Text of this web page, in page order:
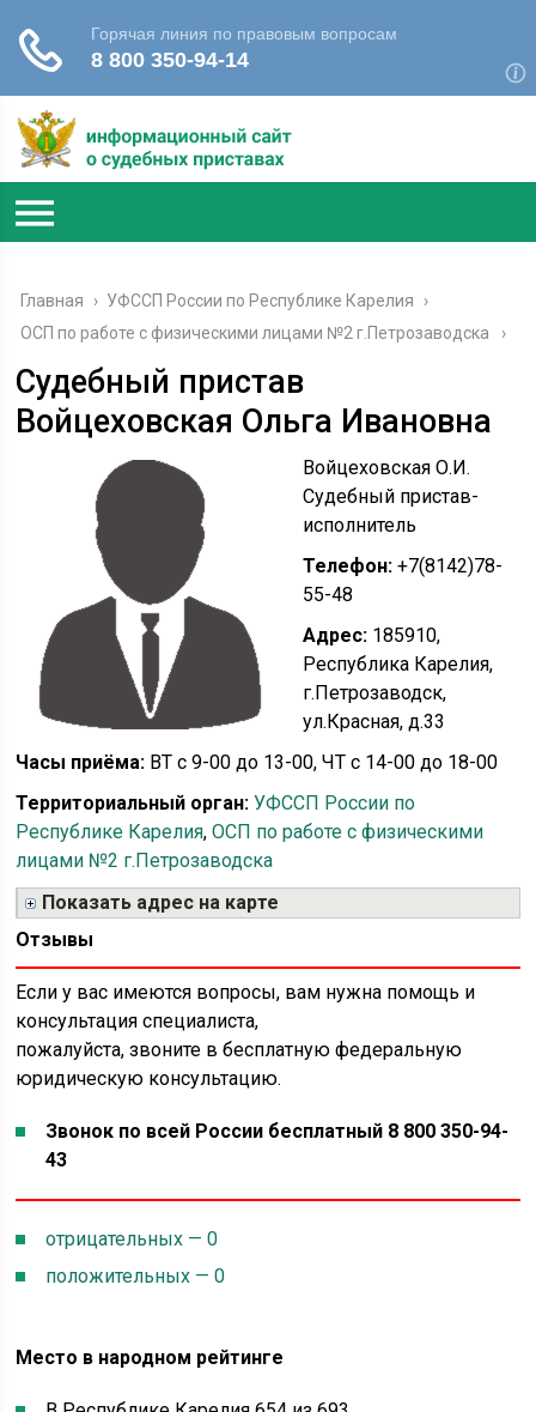
Главная › УФССП России по Республике Карелия
›
ОСП по работе с физическими лицами №2 г.Петрозаводска
Судебный пристав
Войцеховская Ольга Ивановна
Войцеховская О.И.
Судебный пристав-
исполнитель
Телефон: +7(8142)78-
55-48
Адрес: 185910,
Республика Карелия,
г.Петрозаводск,
ул.Красная, д.33
Часы приёма: ВТ с 9-00 до 13-00, ЧТ с 14-00 до 18-00
Территориальный орган: УФССП России по
Республике Карелия,ОСП по работе с физическими
лицами №2 г.Петрозаводска
Показать адрес на карте
Отзывы
Если у вас имеются вопросы, вам нужна помощь и
консультация специалиста,
пожалуйста, звоните в бесплатную федеральную
юридическую консультацию.
Звонок по всей России бесплатный 8 800 350-94-
43
отрицательных — 0
положительных — 0
Место в народном рейтинге